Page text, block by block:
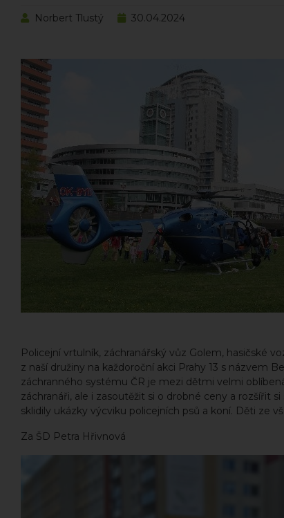
Norbert Tlustý 30.04.2024
Policejní vrtulník, záchranářský vůz Golem, hasičské
z naší družiny na každoroční akci Prahy 13 s názvem
záchranného systému ČR je mezi dětmi velmi
záchranáři, ale i zasoutěžit si o drobné ceny a rozšířit
sklidily ukázky výcviku policejních psů a koní. Děti ze
Za ŠD Petra Hřivnová